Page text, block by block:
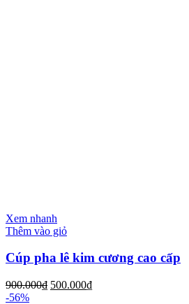
Xem nhanh
Thêm vào giỏ
Cúp pha lê kim cương cao cấp
900.000₫ 500.000₫
-56%